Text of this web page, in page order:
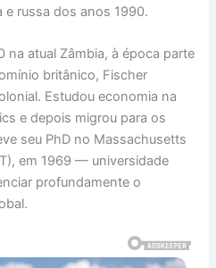
e russa dos anos 1990.
na atual Zâmbia, à época parte
britânico, Fischer
Estudou economia na
e depois migrou para os
seu PhD no Massachusetts
em 1969 — universidade
profundamente o